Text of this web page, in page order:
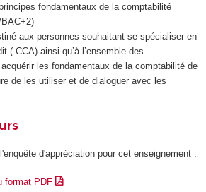
fondamentaux de la comptabilité
aux personnes souhaitant se spécialiser en
( CCA) ainsi qu’à l’ensemble des
les fondamentaux de la comptabilité de
de les utiliser et de dialoguer avec les
d'appréciation pour cet enseignement :
format PDF